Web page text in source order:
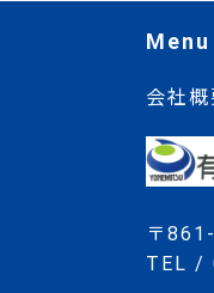
Menu
会社概
〒
TEL /